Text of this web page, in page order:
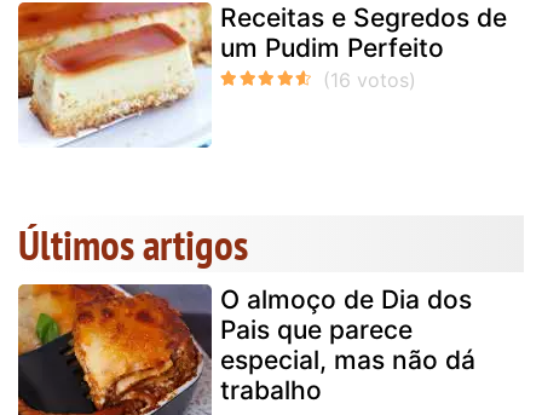
Receitas e Segredos de
um Pudim Perfeito
Últimos artigos
O almoço de Dia dos
Pais que parece
especial, mas não dá
trabalho